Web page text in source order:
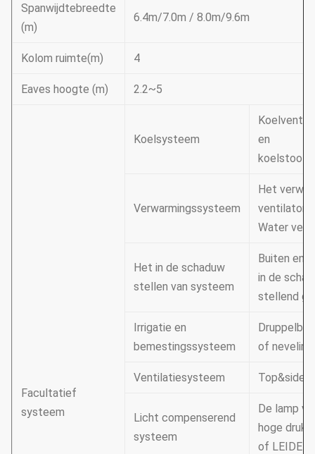
Spanwijdtebreedte
(m)
6.4m/7.0m / 8.0m/9.6m
Kolom ruimte(m) 4
Eaves hoogte (m) 2.2~5
Facultatief
systeem
Koelsysteem
en
Verwarmingssysteem
Het
ventilator
Water
Het in de schaduw
stellen van systeem
Buiten en
in de
stellend
Irrigatie en
bemestingssysteem
of
Ventilatiesysteem
Licht compenserend
systeem
De lamp
hoge
of